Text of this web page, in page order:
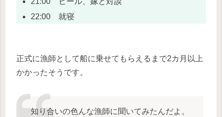
22:00 就寝
正式に漁師として船に乗せてもらえるまで2カ月以上
かかったそうです。
知り合いの色んな漁師に聞いてみたんだよ。